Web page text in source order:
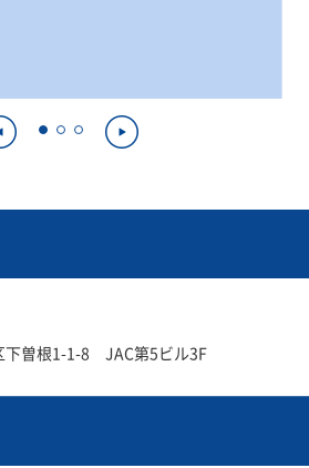
下曽根1-1-8 JAC第5ビル3F